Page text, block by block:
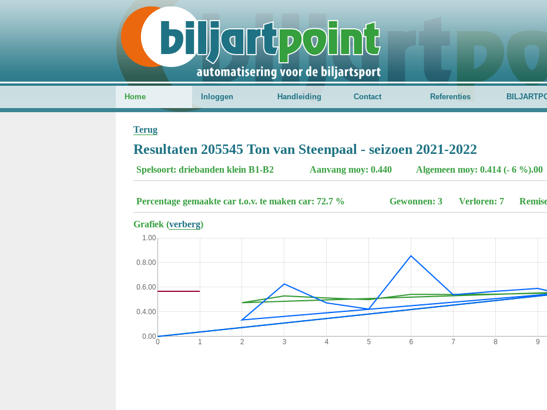
Home Inloggen Handleiding Contact Referenties
Terug
Resultaten 205545 Ton van Steenpaal - seizoen 2021-2022
Spelsoort: driebanden klein B1-B2 Aanvang moy: 0.440 Algemeen moy: 0.414 (- 6 %).00
Percentage gemaakte car t.o.v. te maken car: 72.7 % Gewonnen: 3 Verloren: 7
Grafiek (verberg)